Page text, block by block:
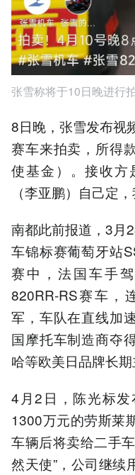
张雪称将于10日晚进行拍
8日晚，张雪发布视
赛车来拍卖，所得
使基金）。接收方
（李亚鹏）自己定
南都此前报道，3月
车锦标赛葡萄牙站
赛中，法国车手
820RR-RS赛车，
军，车队在直线加
国摩托车制造商夺
哈等欧美日品牌长期
4月2日，陈光标
1300万元的劳斯莱
车辆后将卖给二手
然天使”，公司继续